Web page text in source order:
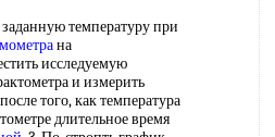
температуру при
на
исследуемую
и измерить
после того, как температура
длительное время